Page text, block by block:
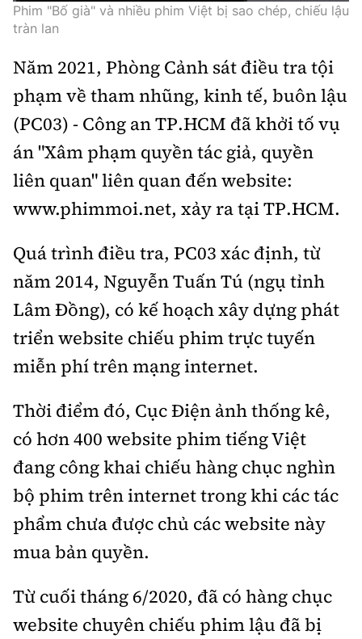
Phim "Bố già" và nhiều phim Việt bị sao chép, chiếu lậu
tràn lan
Năm 2021, Phòng Cảnh sát điều tra tội
phạm về tham nhũng, kinh tế, buôn lậu
(PC03) - Công an TP.HCM đã khởi tố vụ
án "Xâm phạm quyền tác giả, quyền
liên quan" liên quan đến website:
www.phimmoi.net, xảy ra tại TP.HCM.
Quá trình điều tra, PC03 xác định, từ
năm 2014, Nguyễn Tuấn Tú (ngụ tỉnh
Lâm Đồng), có kế hoạch xây dựng phát
triển website chiếu phim trực tuyến
miễn phí trên mạng internet.
Thời điểm đó, Cục Điện ảnh thống kê,
có hơn 400 website phim tiếng Việt
đang công khai chiếu hàng chục nghìn
bộ phim trên internet trong khi các tác
phẩm chưa được chủ các website này
mua bản quyền.
Từ cuối tháng 6/2020, đã có hàng chục
website chuyên chiếu phim lậu đã bị